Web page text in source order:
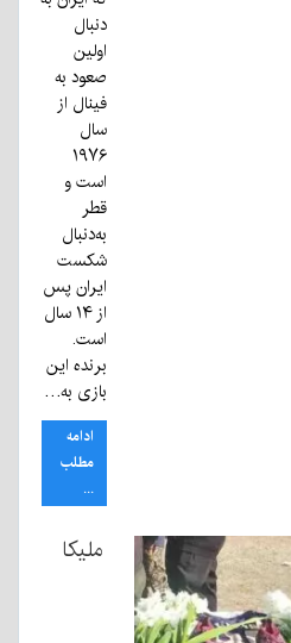
دنبال
اولین
صعود به
فینال از
سال
۱۹۷۶
است و
قطر
به‌دنبال
شکست
ایران پس
از ۱۴ سال
است.
برنده این
بازی به…
ادامه
مطلب
...
ملیکا